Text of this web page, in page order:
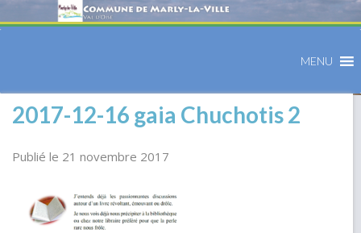
MENU
2017-12-16 gaia Chuchotis 2
Publié le 21 novembre 2017